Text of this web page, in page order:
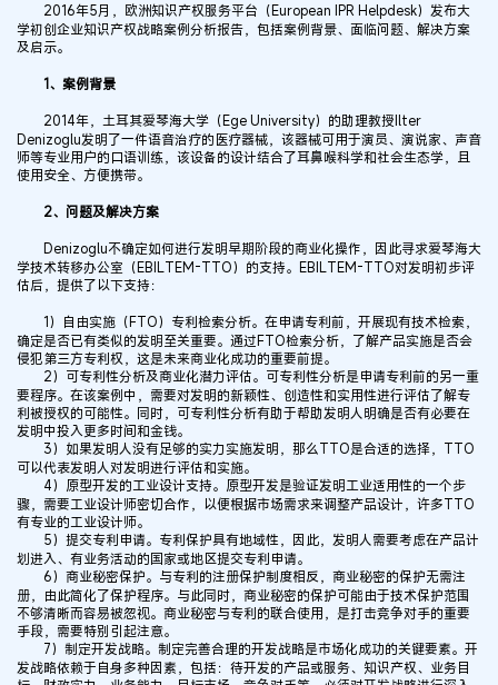
2016年5月，欧洲知识产权服务平台（European IPR Helpdesk）发布大
学初创企业知识产权战略案例分析报告，包括案例背景、面临问题、解决方案
及启示。
1、案例背景
2014年，土耳其爱琴海大学（Ege University）的助理教授Ilter
Denizoglu发明了一件语音治疗的医疗器械，该器械可用于演员、演说家、声音
师等专业用户的口语训练，该设备的设计结合了耳鼻喉科学和社会生态学，且
使用安全、方便携带。
2、问题及解决方案
Denizoglu不确定如何进行发明早期阶段的商业化操作，因此寻求爱琴海大
学技术转移办公室（EBILTEM-TTO）的支持。EBILTEM-TTO对发明初步评
估后，提供了以下支持：
1）自由实施（FTO）专利检索分析。在申请专利前，开展现有技术检索，
确定是否已有类似的发明至关重要。通过FTO检索分析，了解产品实施是否会
侵犯第三方专利权，这是未来商业化成功的重要前提。
2）可专利性分析及商业化潜力评估。可专利性分析是申请专利前的另一重
要程序。在该案例中，需要对发明的新颖性、创造性和实用性进行评估了解专
利被授权的可能性。同时，可专利性分析有助于帮助发明人明确是否有必要在
发明中投入更多时间和金钱。
3）如果发明人没有足够的实力实施发明，那么TTO是合适的选择，TTO
可以代表发明人对发明进行评估和实施。
4）原型开发的工业设计支持。原型开发是验证发明工业适用性的一个步
骤，需要工业设计师密切合作，以便根据市场需求来调整产品设计，许多TTO
有专业的工业设计师。
5）提交专利申请。专利保护具有地域性，因此，发明人需要考虑在产品计
划进入、有业务活动的国家或地区提交专利申请。
6）商业秘密保护。与专利的注册保护制度相反，商业秘密的保护无需注
册，由此简化了保护程序。与此同时，商业秘密的保护可能由于技术保护范围
不够清晰而容易被忽视。商业秘密与专利的联合使用，是打击竞争对手的重要
手段，需要特别引起注意。
7）制定开发战略。制定完善合理的开发战略是市场化成功的关键要素。开
发战略依赖于自身多种因素，包括：待开发的产品或服务、知识产权、业务目